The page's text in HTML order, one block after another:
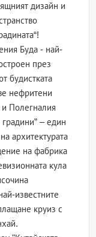
дизайн и
Буда - най-
през
будистката
нефритени
Полегналия
– един
архитектурата
на фабрика
кула
известните
круиз с